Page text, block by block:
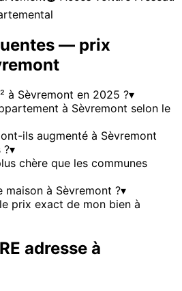
— prix
à Sèvremont en 2025 ?▾
à Sèvremont selon le
ils augmenté à Sèvremont
?▾
chère que les communes
maison à Sèvremont ?▾
prix exact de mon bien à
adresse à